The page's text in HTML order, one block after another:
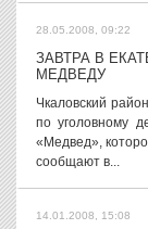
28.05.2008, 09:22
ЗАВТРА В
МЕДВЕДУ
Чкаловский
по уголовному
«Медвед»,
сообщают в...
14.01.2008, 15:08